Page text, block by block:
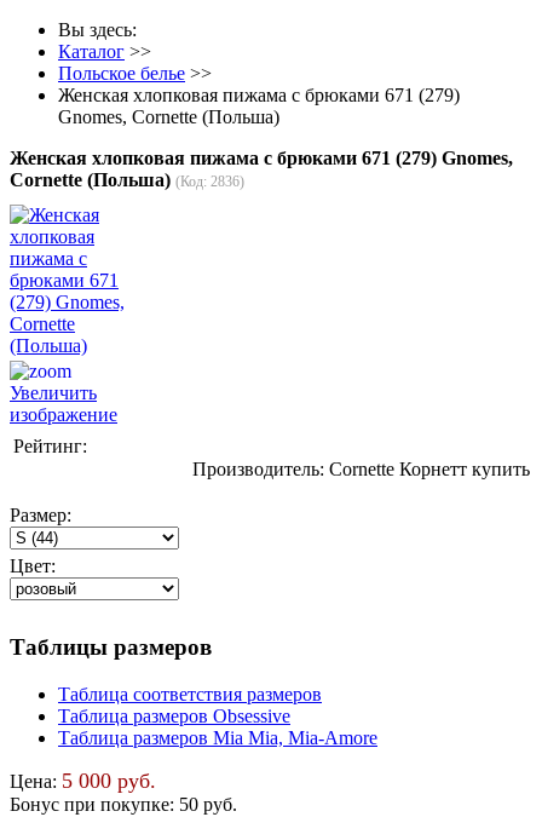
Вы здесь:
Каталог >>
Польское белье >>
Женская хлопковая пижама с брюками 671 (279)
Gnomes, Cornette (Польша)
Женская хлопковая пижама с брюками 671 (279) Gnomes,
Cornette (Польша) (Код: 2836)
Увеличить
изображение
Рейтинг:
Производитель: Cornette Корнетт купить
Размер:
Цвет:
Таблицы размеров
Таблица соответствия размеров
Таблица размеров Obsessive
Таблица размеров Mia Mia, Mia-Amore
Цена: 5 000 руб.
Бонус при покупке: 50 руб.